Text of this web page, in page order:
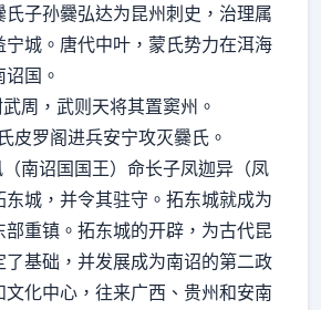
子孙爨弘达为昆州刺史，治理属
宁城。唐代中叶，蒙氏势力在洱海
国。
周，武则天将其置窦州。
皮罗阁进兵安宁攻灭爨氏。
南诏国国王）命长子凤迦异（凤
城，并令其驻守。拓东城就成为
部重镇。拓东城的开辟，为古代昆
了基础，并发展成为南诏的第二政
文化中心，往来广西、贵州和安南